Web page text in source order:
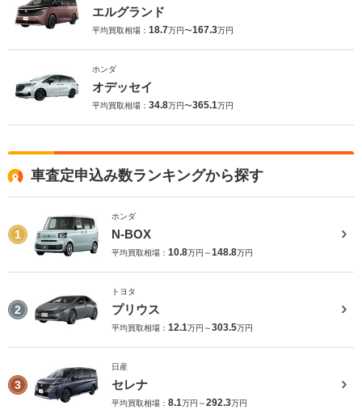
エルグランド
平均買取相場： 18.7万円〜167.3万円
ホンダ
オデッセイ
平均買取相場： 34.8万円〜365.1万円
車査定申込み数ランキングから探す
1
ホンダ
N-BOX
平均買取相場： 10.8万円～148.8万円
2
トヨタ
プリウス
平均買取相場： 12.1万円～303.5万円
3
日産
セレナ
平均買取相場： 8.1万円～292.3万円